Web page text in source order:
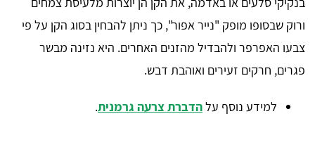
ורוק שבסופו מופק "נייר אפור", כך ניתן להבחין בסוג הקן על פי
צבעו האפרפר ולהבדיל מהזנים האחרים. היא נזינה מבשר
פגרים, חרקים זעירים ואוהבת דבש.
למידע נוסף עלהדברת צרעה גרמנית.